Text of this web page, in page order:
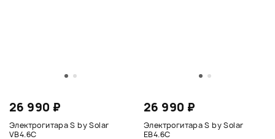
26 990 ₽
Электрогитара S by Solar
VB4.6C
26 990 ₽
Электрогитара S by Solar
EB4.6C